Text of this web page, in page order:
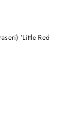
'Little Red